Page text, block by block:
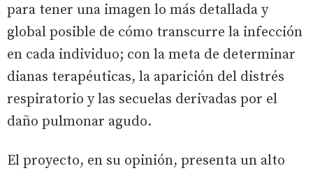
para tener una imagen lo más detallada y
global posible de cómo transcurre la infección
en cada individuo; con la meta de determinar
dianas terapéuticas, la aparición del distrés
respiratorio y las secuelas derivadas por el
daño pulmonar agudo.
El proyecto, en su opinión, presenta un alto